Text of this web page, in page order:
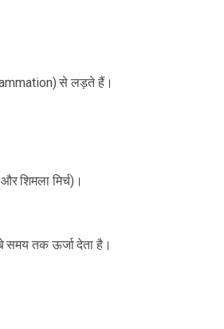
से लड़ते हैं।
शिमला मिर्च)।
समय तक ऊर्जा देता है।